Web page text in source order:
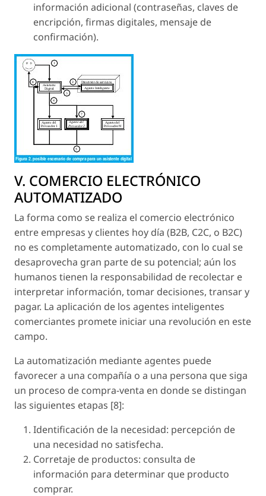
información adicional (contraseñas, claves de
encripción, firmas digitales, mensaje de
confirmación).
V. COMERCIO ELECTRÓNICO
AUTOMATIZADO
La forma como se realiza el comercio electrónico
entre empresas y clientes hoy día (B2B, C2C, o B2C)
no es completamente automatizado, con lo cual se
desaprovecha gran parte de su potencial; aún los
humanos tienen la responsabilidad de recolectar e
interpretar información, tomar decisiones, transar y
pagar. La aplicación de los agentes inteligentes
comerciantes promete iniciar una revolución en este
campo.
La automatización mediante agentes puede
favorecer a una compañía o a una persona que siga
un proceso de compra-venta en donde se distingan
las siguientes etapas [8]:
Identificación de la necesidad: percepción de
una necesidad no satisfecha.
Corretaje de productos: consulta de
información para determinar que producto
comprar.